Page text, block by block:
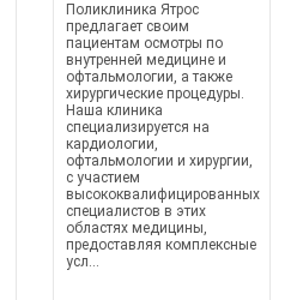
Поликлиника Ятрос
предлагает своим
пациентам осмотры по
внутренней медицине и
офтальмологии, а также
хирургические процедуры.
Наша клиника
специализируется на
кардиологии,
офтальмологии и хирургии,
с участием
высококвалифицированных
специалистов в этих
областях медицины,
предоставляя комплексные
усл...